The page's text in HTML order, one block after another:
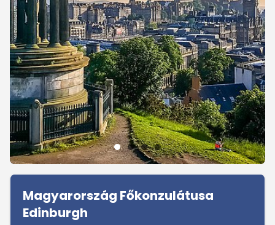
Sidebar
Magyarország Főkonzulátusa
Edinburgh